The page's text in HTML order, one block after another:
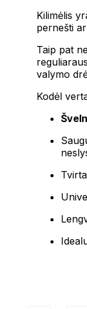
Kilimėlis
pernešti
Taip pat
valymo
Kodėl